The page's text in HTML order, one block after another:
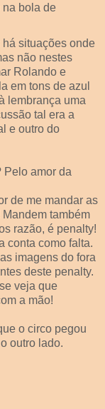
na bola de
há situações onde
não nestes
Rolando e
em tons de azul
lembrança uma
tal era a
e outro do
Pelo amor da
de me mandar as
também
razão, é penalty!
conta como falta.
imagens do fora
deste penalty.
veja que
a mão!
o circo pegou
outro lado.